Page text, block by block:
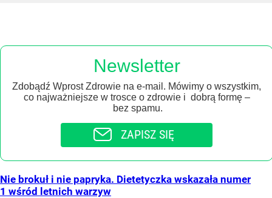
Newsletter
Zdobądź Wprost Zdrowie na e-mail. Mówimy o wszystkim,
co najważniejsze w trosce o zdrowie i dobrą formę –
bez spamu.
ZAPISZ SIĘ
Nie brokuł i nie papryka. Dietetyczka wskazała numer
1 wśród letnich warzyw